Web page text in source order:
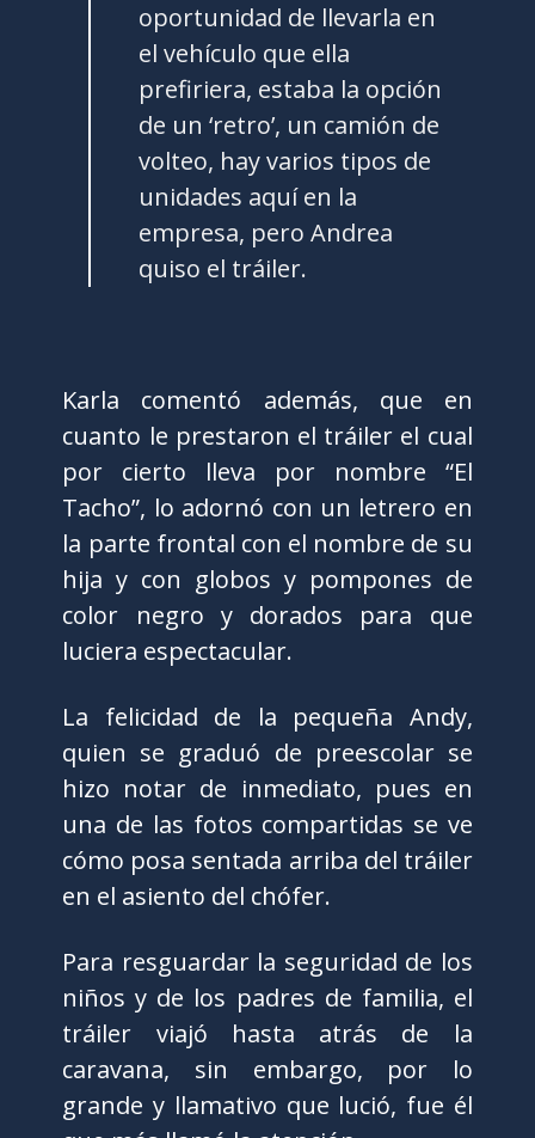
oportunidad de llevarla en
el vehículo que ella
prefiriera, estaba la opción
de un ‘retro’, un camión de
volteo, hay varios tipos de
unidades aquí en la
empresa, pero Andrea
quiso el tráiler.
Karla comentó además, que en
cuanto le prestaron el tráiler el cual
por cierto lleva por nombre “El
Tacho”, lo adornó con un letrero en
la parte frontal con el nombre de su
hija y con globos y pompones de
color negro y dorados para que
luciera espectacular.
La felicidad de la pequeña Andy,
quien se graduó de preescolar se
hizo notar de inmediato, pues en
una de las fotos compartidas se ve
cómo posa sentada arriba del tráiler
en el asiento del chófer.
Para resguardar la seguridad de los
niños y de los padres de familia, el
tráiler viajó hasta atrás de la
caravana, sin embargo, por lo
grande y llamativo que lució, fue él